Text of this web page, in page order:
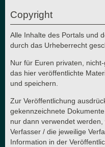
Copyright
Alle Inhalte des Portals und
durch das Urheberrecht
Nur für Euren privaten,
das hier veröffentlichte
und speichern.
Zur Veröffentlichung
gekennzeichnete
nur dann verwendet
Verfasser / die jeweilige
Information in der